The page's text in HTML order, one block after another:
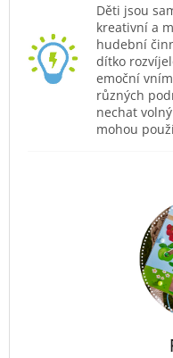
Děti jsou
kreativní a
hudební
dítko
emoční
různých
nechat
mohou